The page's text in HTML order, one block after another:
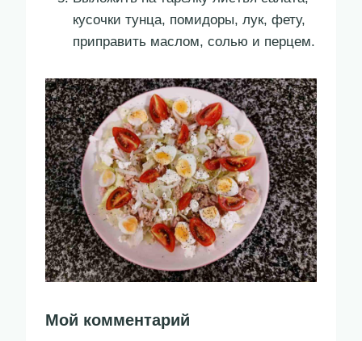
кусочки тунца, помидоры, лук, фету,
приправить маслом, солью и перцем.
Мой комментарий